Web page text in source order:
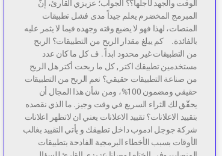
الوقت والجهد لأجلها؟؟ الجواب؛ عزيزي القارئ، إنّ
المبرمج المخضرم يعلم جيداً مدى فشل تطبيقات
المنصات، لهذا فهو لا يضيع وقته وجهده فيما لا يثمر عليه
بالفائدة. كم يبلغ مقدار الربح من التطبيقات؟ الربح
من التطبيقات غير محدود ابداً . ف كل ما كان عدد
مستخدمين تطبيقك اكتر , كل ما ربحت أكتر هل الربح
من صناعة التطبيقات حقيقي؟ نعم الربح من التطبيقات
حقيقي ومضمون 100%، ومن شأن هذا المجال أن
يحقّق لك الثراء السريع في وقت وجيز. ما الذي نقصده
بتقييد الاعلانات؟ تقييد الاعلانات يعني ان لاتظهر اعلانات
شركة جوجل ادموب داخل تطبيقك و يأتي التقييد بغالب
الأوقات بسبب الأخطاء البرمجية الفادحة بتطبيقات